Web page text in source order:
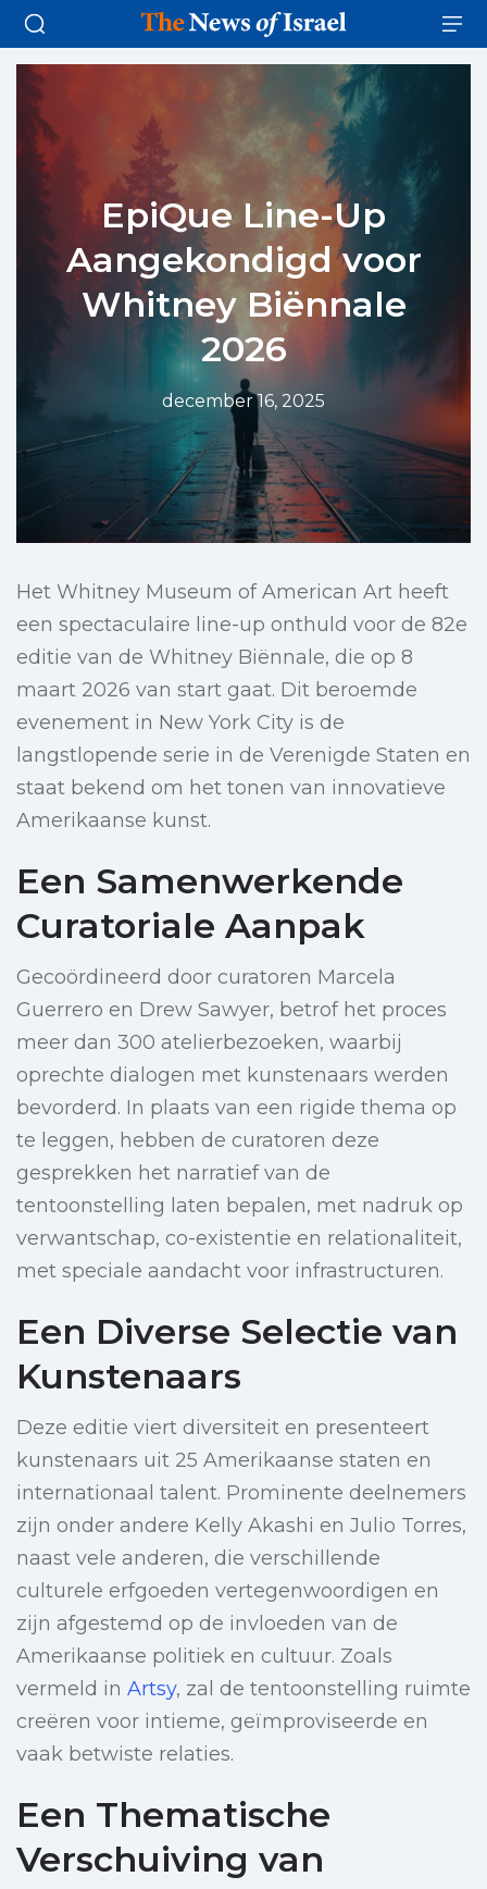
EpiQue Line-Up
Aangekondigd voor
Whitney Biënnale
2026
december 16, 2025
Het Whitney Museum of American Art heeft
een spectaculaire line-up onthuld voor de 82e
editie van de Whitney Biënnale, die op 8
maart 2026 van start gaat. Dit beroemde
evenement in New York City is de
langstlopende serie in de Verenigde Staten en
staat bekend om het tonen van innovatieve
Amerikaanse kunst.
Een Samenwerkende
Curatoriale Aanpak
Gecoördineerd door curatoren Marcela
Guerrero en Drew Sawyer, betrof het proces
meer dan 300 atelierbezoeken, waarbij
oprechte dialogen met kunstenaars werden
bevorderd. In plaats van een rigide thema op
te leggen, hebben de curatoren deze
gesprekken het narratief van de
tentoonstelling laten bepalen, met nadruk op
verwantschap, co-existentie en relationaliteit,
met speciale aandacht voor infrastructuren.
Een Diverse Selectie van
Kunstenaars
Deze editie viert diversiteit en presenteert
kunstenaars uit 25 Amerikaanse staten en
internationaal talent. Prominente deelnemers
zijn onder andere Kelly Akashi en Julio Torres,
naast vele anderen, die verschillende
culturele erfgoeden vertegenwoordigen en
zijn afgestemd op de invloeden van de
Amerikaanse politiek en cultuur. Zoals
vermeld in Artsy, zal de tentoonstelling ruimte
creëren voor intieme, geïmproviseerde en
vaak betwiste relaties.
Een Thematische
Verschuiving van